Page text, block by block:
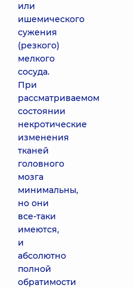
или
ишемического
сужения
(резкого)
мелкого
сосуда.
При
рассматриваемом
состоянии
некротические
изменения
тканей
головного
мозга
минимальны,
но они
все-таки
имеются,
и
абсолютно
полной
обратимости